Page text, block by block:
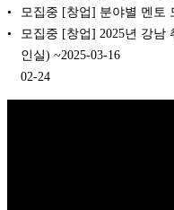
모집중 [창업] 분야별 멘토
모집중 [창업] 2025년 강남
인실) ~2025-03-16
02-24